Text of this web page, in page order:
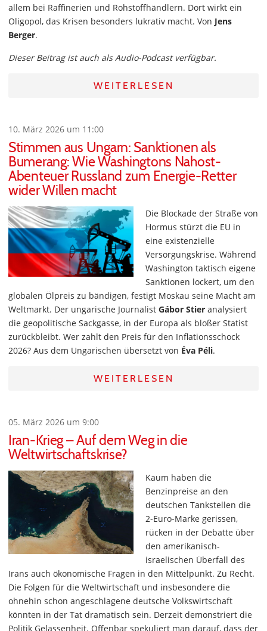
allem bei Raffinerien und Rohstoffhändlern. Dort wirkt ein
Oligopol, das Krisen besonders lukrativ macht. Von Jens
Berger.
Dieser Beitrag ist auch als Audio-Podcast verfügbar.
WEITERLESEN
10. März 2026 um 11:00
Stimmen aus Ungarn: Sanktionen als
Bumerang: Wie Washingtons Nahost-
Abenteuer Russland zum Energie-Retter
wider Willen macht
Die Blockade der Straße von
Hormus stürzt die EU in
eine existenzielle
Versorgungskrise. Während
Washington taktisch eigene
Sanktionen lockert, um den
globalen Ölpreis zu bändigen, festigt Moskau seine Macht am
Weltmarkt. Der ungarische Journalist Gábor Stier analysiert
die geopolitische Sackgasse, in der Europa als bloßer Statist
zurückbleibt. Wer zahlt den Preis für den Inflationsschock
2026? Aus dem Ungarischen übersetzt von Éva Péli.
WEITERLESEN
05. März 2026 um 9:00
Iran-Krieg – Auf dem Weg in die
Weltwirtschaftskrise?
Kaum haben die
Benzinpreise an den
deutschen Tankstellen die
2-Euro-Marke gerissen,
rücken in der Debatte über
den amerikanisch-
israelischen Überfall des
Irans auch ökonomische Fragen in den Mittelpunkt. Zu Recht.
Die Folgen für die Weltwirtschaft und insbesondere die
ohnehin schon angeschlagene deutsche Volkswirtschaft
könnten in der Tat dramatisch sein. Derzeit demonstriert die
Politik Gelassenheit. Offenbar spekuliert man darauf, dass der